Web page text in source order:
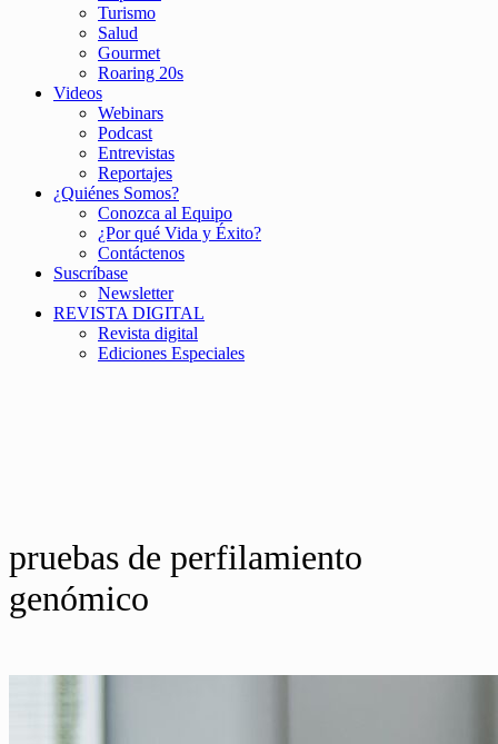
Turismo
Salud
Gourmet
Roaring 20s
Videos
Webinars
Podcast
Entrevistas
Reportajes
¿Quiénes Somos?
Conozca al Equipo
¿Por qué Vida y Éxito?
Contáctenos
Suscríbase
Newsletter
REVISTA DIGITAL
Revista digital
Ediciones Especiales
pruebas de perfilamiento
genómico